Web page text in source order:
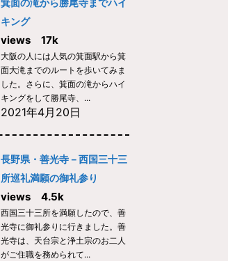
箕面の滝から勝尾寺までハイ
キング
views 17k
大阪の人には人気の箕面駅から箕
面大滝までのルートを歩いてみま
した。さらに、箕面の滝からハイ
キングをして勝尾寺、...
2021年4月20日
長野県・善光寺－西国三十三
所巡礼満願の御礼参り
views 4.5k
西国三十三所を満願したので、善
光寺に御礼参りに行きました。善
光寺は、天台宗と浄土宗のお二人
がご住職を務められて...